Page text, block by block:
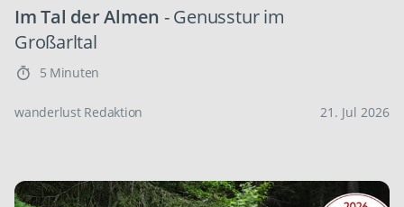
Im Tal der Almen - Genusstur im
Großarltal
5 Minuten
wanderlust Redaktion 21. Jul 2026